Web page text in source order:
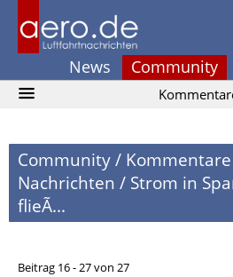
News Community
Community/
Nachrichten / Strom in
flieÃ...
Beitrag 16 - 27 von 27